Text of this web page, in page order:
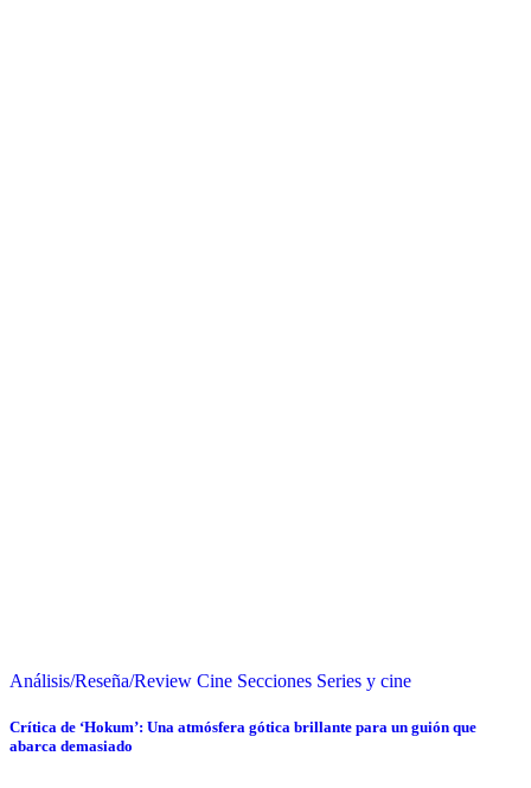
Análisis/Reseña/Review Cine Secciones Series y cine
Crítica de ‘Hokum’: Una atmósfera gótica brillante para un guión que
abarca demasiado